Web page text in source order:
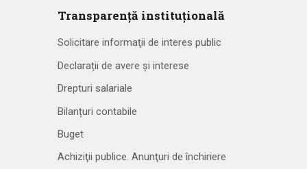
Transparență instituțională
Solicitare informaţii de interes public
Declarații de avere și interese
Drepturi salariale
Bilanțuri contabile
Buget
Achiziţii publice. Anunţuri de închiriere